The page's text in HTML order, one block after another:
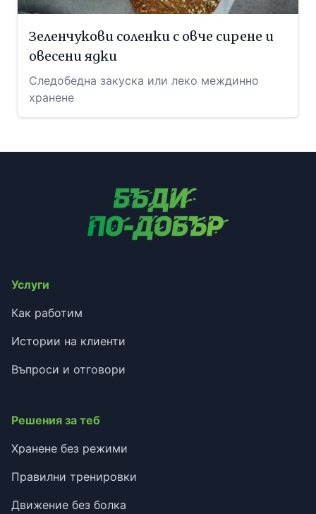
Зеленчукови соленки с овче сирене и
овесени ядки
Следобедна закуска или леко междинно
хранене
Услуги
Как работим
Истории на клиенти
Въпроси и отговори
Решения за теб
Хранене без режими
Правилни тренировки
Движение без болка